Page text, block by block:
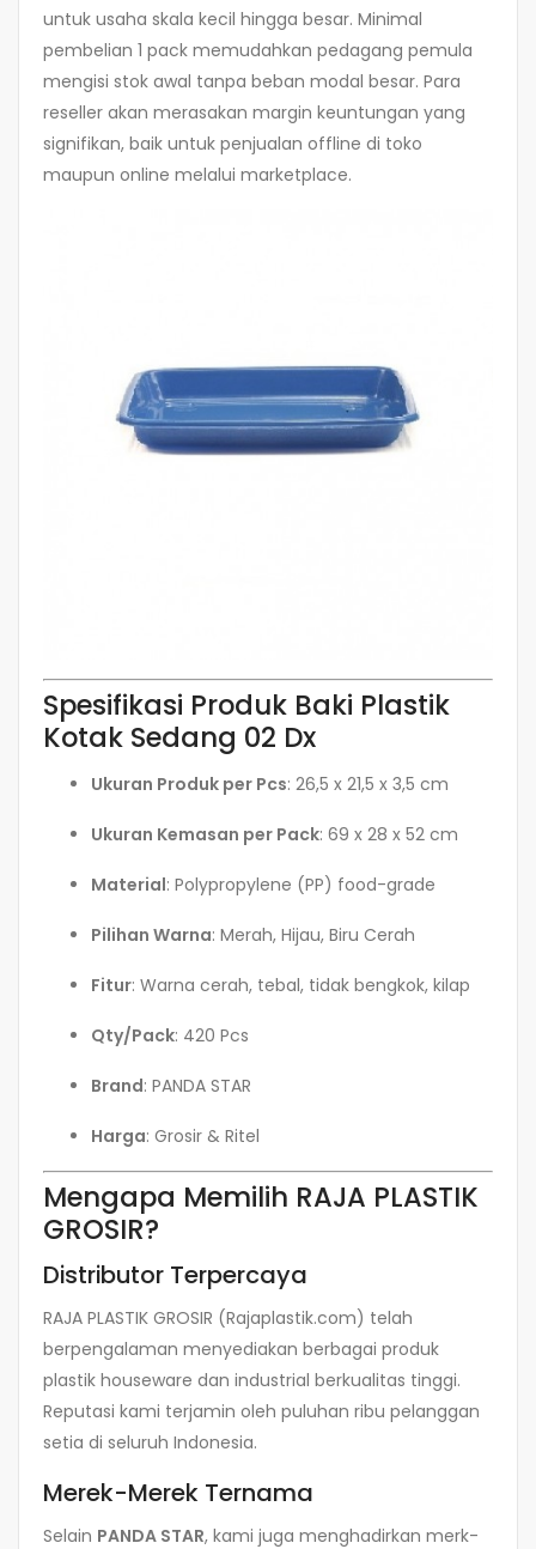
untuk usaha skala kecil hingga besar. Minimal
pembelian 1 pack memudahkan pedagang pemula
mengisi stok awal tanpa beban modal besar. Para
reseller akan merasakan margin keuntungan yang
signifikan, baik untuk penjualan offline di toko
maupun online melalui marketplace.
Spesifikasi Produk Baki Plastik
Kotak Sedang 02 Dx
Ukuran Produk per Pcs: 26,5 x 21,5 x 3,5 cm
Ukuran Kemasan per Pack: 69 x 28 x 52 cm
Material: Polypropylene (PP) food-grade
Pilihan Warna: Merah, Hijau, Biru Cerah
Fitur: Warna cerah, tebal, tidak bengkok, kilap
Qty/Pack: 420 Pcs
Brand: PANDA STAR
Harga: Grosir & Ritel
Mengapa Memilih RAJA PLASTIK
GROSIR?
Distributor Terpercaya
RAJA PLASTIK GROSIR (Rajaplastik.com) telah
berpengalaman menyediakan berbagai produk
plastik houseware dan industrial berkualitas tinggi.
Reputasi kami terjamin oleh puluhan ribu pelanggan
setia di seluruh Indonesia.
Merek-Merek Ternama
Selain PANDA STAR, kami juga menghadirkan merk-